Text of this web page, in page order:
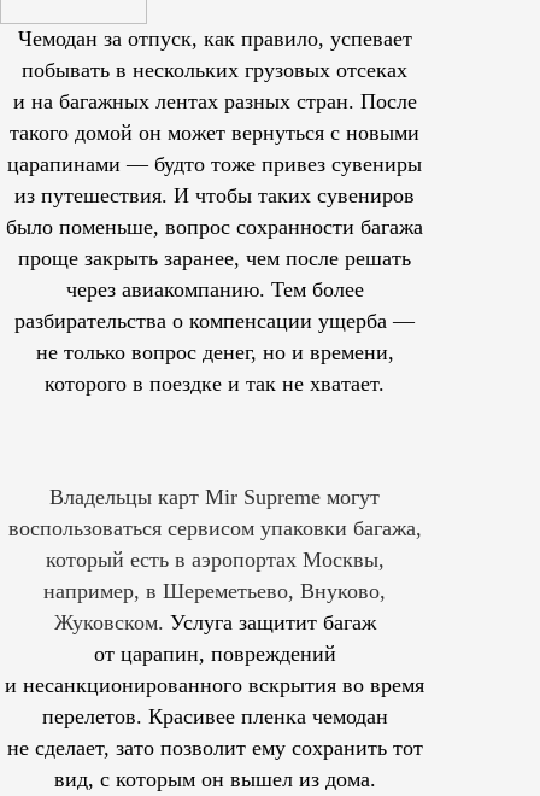
Чемодан за отпуск, как правило, успевает
побывать в нескольких грузовых отсеках
и на багажных лентах разных стран. После
такого домой он может вернуться с новыми
царапинами — будто тоже привез сувениры
из путешествия. И чтобы таких сувениров
было поменьше, вопрос сохранности багажа
проще закрыть заранее, чем после решать
через авиакомпанию. Тем более
разбирательства о компенсации ущерба —
не только вопрос денег, но и времени,
которого в поездке и так не хватает.
Владельцы карт Mir Supreme могут
воспользоваться сервисом упаковки багажа,
который есть в аэропортах Москвы,
например, в Шереметьево, Внуково,
Жуковском. Услуга защитит багаж
от царапин, повреждений
и несанкционированного вскрытия во время
перелетов. Красивее пленка чемодан
не сделает, зато позволит ему сохранить тот
вид, с которым он вышел из дома.